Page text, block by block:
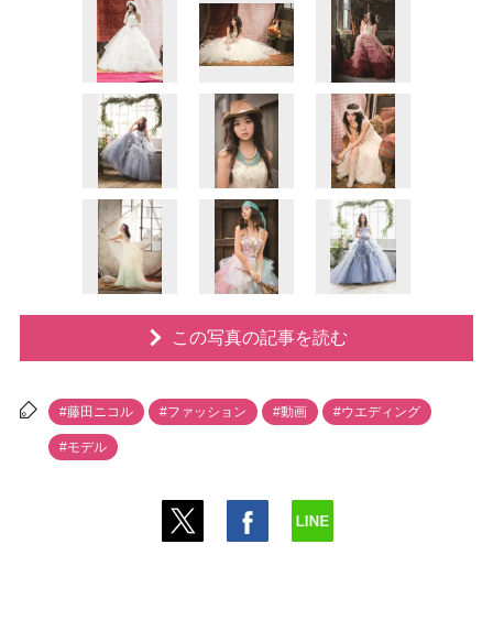
この写真の記事を読む
#藤田ニコル #ファッション #動画 #ウエディング
#モデル